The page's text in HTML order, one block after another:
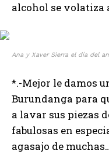
alcohol se volatiza
Ana y Xaver Sierra el día del
*.-Mejor le damos
Burundanga para
a lavar sus piezas
fabulosas en
agasajo de